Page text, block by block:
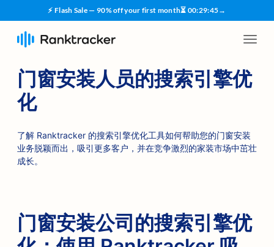
⚡ Flash Sale — 90% off your first month⏳ 00:29:45→
门窗安装人员的搜索引擎优
化
了解 Ranktracker 的搜索引擎优化工具如何帮助您的门窗安装
业务脱颖而出，吸引更多客户，并在竞争激烈的家装市场中茁壮
成长。
门窗安装公司的搜索引擎优